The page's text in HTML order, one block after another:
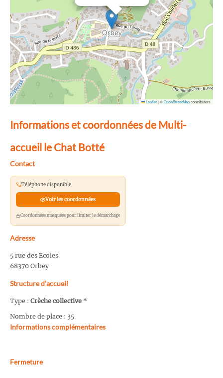
Leaflet|©OpenStreetMapcontributors
Informations et coordonnées de Multi-
accueil le Chat Botté
Contact
Téléphone disponible
Voir les coordonnées
Coordonnées masquées pour limiter le démarchage
Adresse
5 rue des Ecoles
68370 Orbey
Structure d’accueil
Type : Crèche collective *
Nombre de place : 35
Informations complémentaires
Fermeture